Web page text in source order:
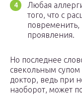
Любая
того, что с
повременить,
проявления.
Но последнее
свекольным супом
доктор, ведь при
наоборот, может